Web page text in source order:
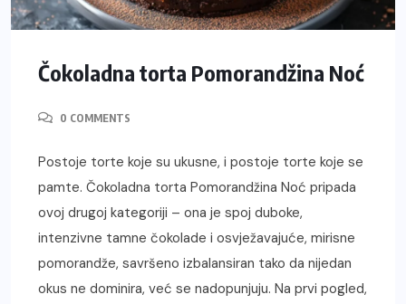
Čokoladna torta Pomorandžina Noć
0 COMMENTS
Postoje torte koje su ukusne, i postoje torte koje se
pamte. Čokoladna torta Pomorandžina Noć pripada
ovoj drugoj kategoriji – ona je spoj duboke,
intenzivne tamne čokolade i osvježavajuće, mirisne
pomorandže, savršeno izbalansiran tako da nijedan
okus ne dominira, već se nadopunjuju. Na prvi pogled,